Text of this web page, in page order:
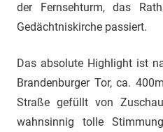
der Fernsehturm, das
Gedächtniskirche passiert.
Das absolute Highlight ist
Brandenburger Tor, ca.
Straße gefüllt von
wahnsinnig tolle